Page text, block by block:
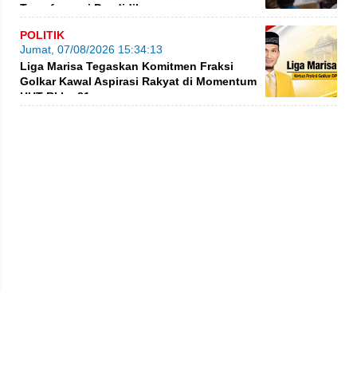
Transformasi Pendidikan
POLITIK
Jumat, 07/08/2026 15:34:13
Liga Marisa Tegaskan Komitmen Fraksi
Golkar Kawal Aspirasi Rakyat di Momentum
HUT RI ke-81